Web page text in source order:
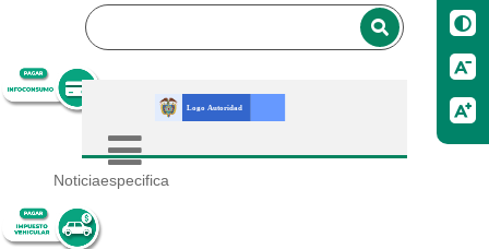
Noticiaespecifica